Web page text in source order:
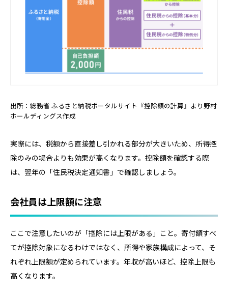
出所：総務省 ふるさと納税ポータルサイト『控除額の計算』より野村
ホールディングス作成
実際には、税額から直接差し引かれる部分が大きいため、所得控
除のみの場合よりも効果が高くなります。控除額を確認する際
は、翌年の「住民税決定通知書」で確認しましょう。
会社員は上限額に注意
ここで注意したいのが「控除には上限がある」こと。寄付額すべ
てが控除対象になるわけではなく、所得や家族構成によって、そ
れぞれ上限額が定められています。年収が高いほど、控除上限も
高くなります。